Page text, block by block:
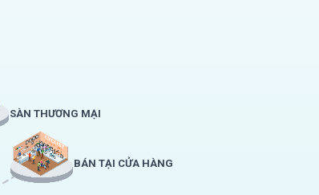
SÀN THƯƠNG MẠI
BÁN TẠI CỬA HÀNG